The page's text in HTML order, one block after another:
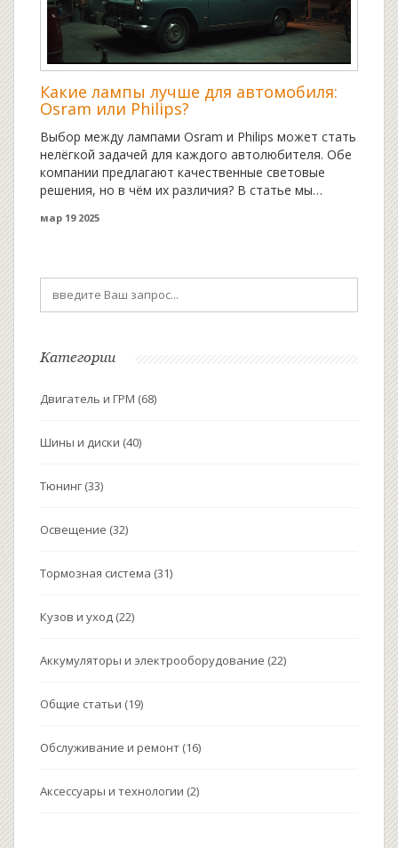
Какие лампы лучше для автомобиля:
Osram или Philips?
Выбор между лампами Osram и Philips может стать
нелёгкой задачей для каждого автолюбителя. Обе
компании предлагают качественные световые
решения, но в чём их различия? В статье мы
брендов, особенности их света и долговечности.
мар 19 2025
Категории
Двигатель и ГРМ (68)
Шины и диски (40)
Тюнинг (33)
Освещение (32)
Тормозная система (31)
Кузов и уход (22)
Аккумуляторы и электрооборудование (22)
Общие статьи (19)
Обслуживание и ремонт (16)
Аксессуары и технологии (2)